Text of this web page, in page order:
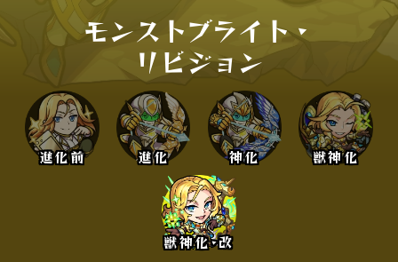
モンストブライト・
リビジョン
進化前 進化 神化 獣神化
獣神化･改